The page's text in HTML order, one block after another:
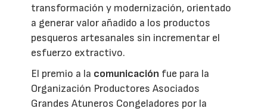
transformación y modernización, orientado
a generar valor añadido a los productos
pesqueros artesanales sin incrementar el
esfuerzo extractivo.
El premio a la comunicación fue para la
Organización Productores Asociados
Grandes Atuneros Congeladores por la